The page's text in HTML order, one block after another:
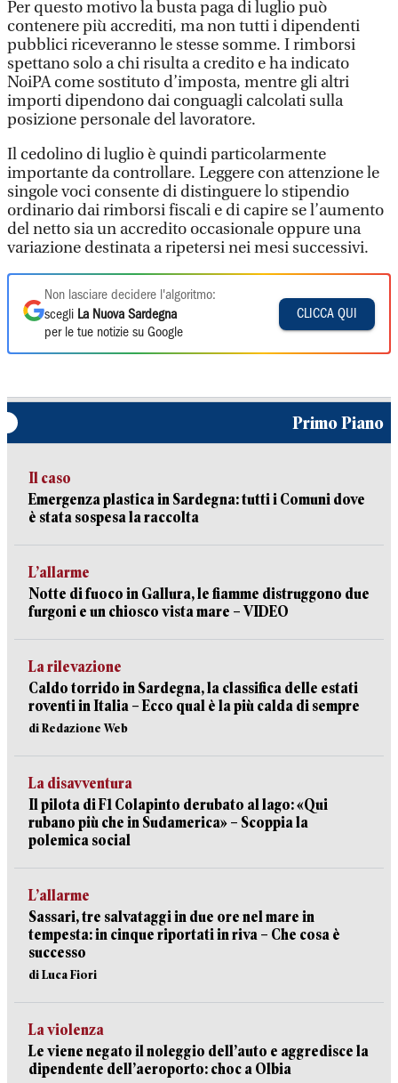
Per questo motivo la busta paga di luglio può
contenere più accrediti, ma non tutti i dipendenti
pubblici riceveranno le stesse somme. I rimborsi
spettano solo a chi risulta a credito e ha indicato
NoiPA come sostituto d’imposta, mentre gli altri
importi dipendono dai conguagli calcolati sulla
posizione personale del lavoratore.
Il cedolino di luglio è quindi particolarmente
importante da controllare. Leggere con attenzione le
singole voci consente di distinguere lo stipendio
ordinario dai rimborsi fiscali e di capire se l’aumento
del netto sia un accredito occasionale oppure una
variazione destinata a ripetersi nei mesi successivi.
Non lasciare decidere l'algoritmo:
scegli La Nuova Sardegna
per le tue notizie su Google
CLICCA QUI
Primo Piano
Il caso
Emergenza plastica in Sardegna: tutti i Comuni dove
è stata sospesa la raccolta
L’allarme
Notte di fuoco in Gallura, le fiamme distruggono due
furgoni e un chiosco vista mare – VIDEO
La rilevazione
Caldo torrido in Sardegna, la classifica delle estati
roventi in Italia – Ecco qual è la più calda di sempre
di Redazione Web
La disavventura
Il pilota di F1 Colapinto derubato al lago: «Qui
rubano più che in Sudamerica» – Scoppia la
polemica social
L’allarme
Sassari, tre salvataggi in due ore nel mare in
tempesta: in cinque riportati in riva – Che cosa è
successo
di Luca Fiori
La violenza
Le viene negato il noleggio dell’auto e aggredisce la
dipendente dell’aeroporto: choc a Olbia